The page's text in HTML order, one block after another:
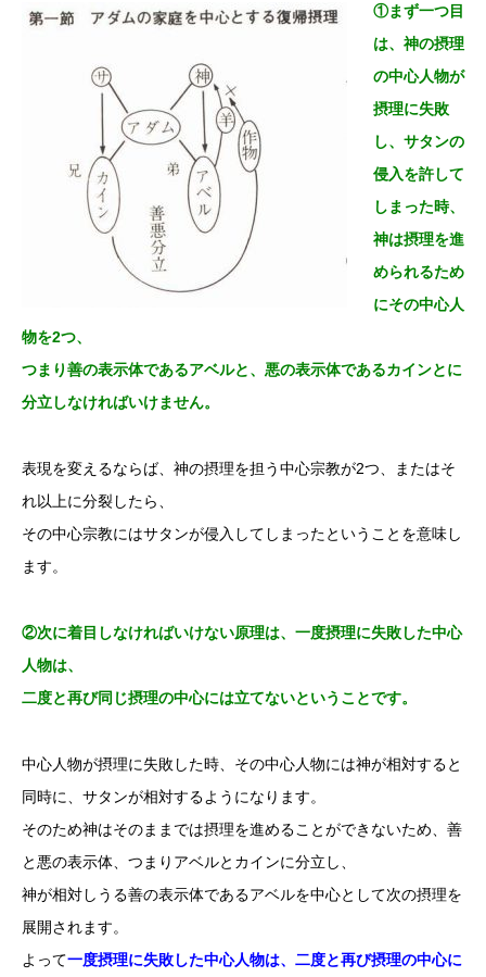
①まず一つ目
は、神の摂理
の中心人物が
摂理に失敗
し、サタンの
侵入を許して
しまった時、
神は摂理を進
められるため
にその中心人
物を2つ、
つまり善の表示体であるアベルと、悪の表示体であるカインとに
分立しなければいけません。
表現を変えるならば、神の摂理を担う中心宗教が2つ、またはそ
れ以上に分裂したら、
その中心宗教にはサタンが侵入してしまったということを意味し
ます。
②次に着目しなければいけない原理は、一度摂理に失敗した中心
人物は、
二度と再び同じ摂理の中心には立てないということです。
中心人物が摂理に失敗した時、その中心人物には神が相対すると
同時に、サタンが相対するようになります。
そのため神はそのままでは摂理を進めることができないため、善
と悪の表示体、つまりアベルとカインに分立し、
神が相対しうる善の表示体であるアベルを中心として次の摂理を
展開されます。
よって一度摂理に失敗した中心人物は、二度と再び摂理の中心に